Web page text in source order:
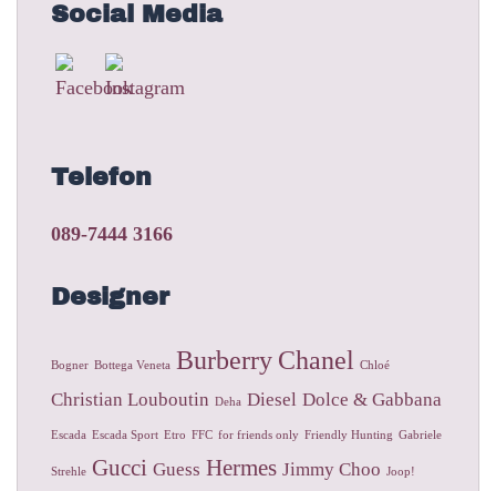
Social Media
Telefon
089-7444 3166
Designer
Bogner Bottega Veneta Burberry Chanel Chloé
Christian Louboutin Deha Diesel Dolce & Gabbana
Escada Escada Sport Etro FFC for friends only Friendly Hunting Gabriele
Strehle Gucci Guess Hermes Jimmy Choo Joop!